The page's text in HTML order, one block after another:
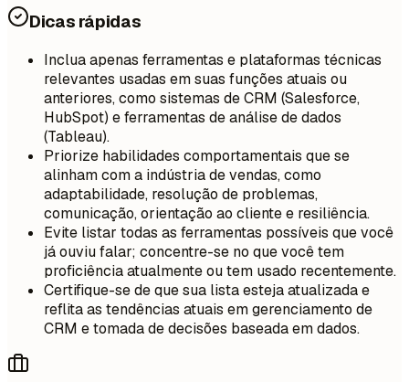
Dicas rápidas
Inclua apenas ferramentas e plataformas técnicas
relevantes usadas em suas funções atuais ou
anteriores, como sistemas de CRM (Salesforce,
HubSpot) e ferramentas de análise de dados
(Tableau).
Priorize habilidades comportamentais que se
alinham com a indústria de vendas, como
adaptabilidade, resolução de problemas,
comunicação, orientação ao cliente e resiliência.
Evite listar todas as ferramentas possíveis que você
já ouviu falar; concentre-se no que você tem
proficiência atualmente ou tem usado recentemente.
Certifique-se de que sua lista esteja atualizada e
reflita as tendências atuais em gerenciamento de
CRM e tomada de decisões baseada em dados.